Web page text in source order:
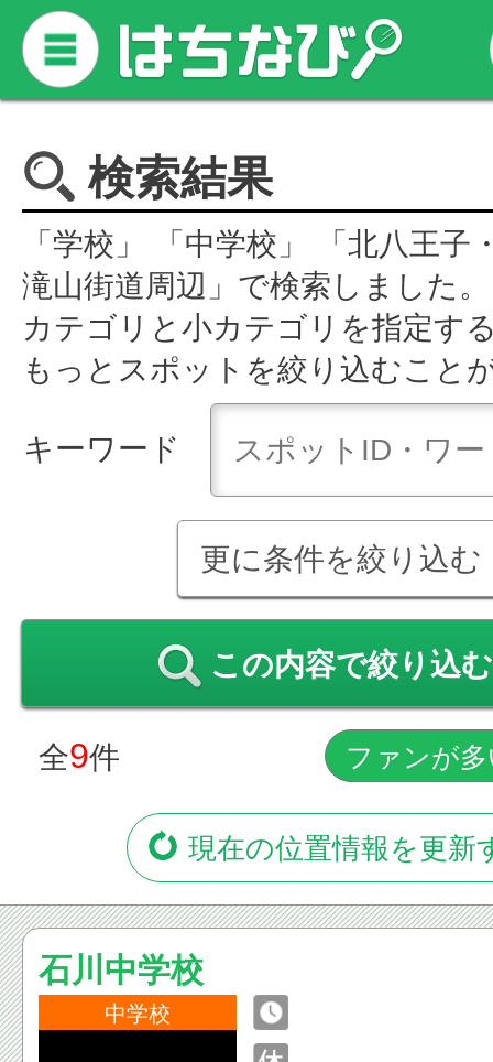
検索結果
「学校」 「中学校」 「北八王子
滝山街道周辺」で検索しました。
カテゴリと小カテゴリを指定す
もっとスポットを絞り込むこと
キーワード
更に条件を絞り込む
この内容で絞り込む
全9件
現在の位置情報を更新
石川中学校
中学校